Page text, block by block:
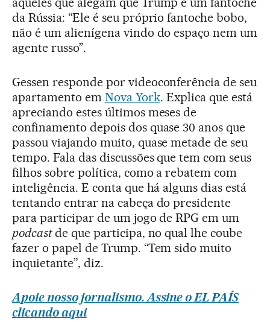
da Rússia: “Ele é seu próprio fantoche bobo,
não é um alienígena vindo do espaço nem um
agente russo”.
Gessen responde por videoconferência de seu
apartamento em Nova York. Explica que está
apreciando estes últimos meses de
confinamento depois dos quase 30 anos que
passou viajando muito, quase metade de seu
tempo. Fala das discussões que tem com seus
filhos sobre política, como a rebatem com
inteligência. E conta que há alguns dias está
tentando entrar na cabeça do presidente
para participar de um jogo de RPG em um
podcastde que participa, no qual lhe coube
fazer o papel de Trump. “Tem sido muito
inquietante”, diz.
Apoie nosso jornalismo. Assine o EL PAÍS
clicando aqui